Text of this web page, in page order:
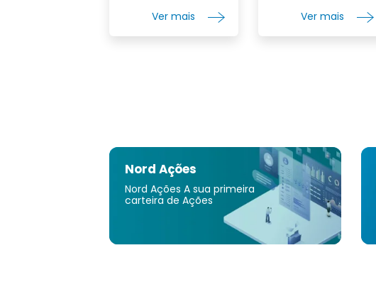
Ver mais Ver mais
Nord Ações
Nord Ações A sua primeira
carteira de Ações